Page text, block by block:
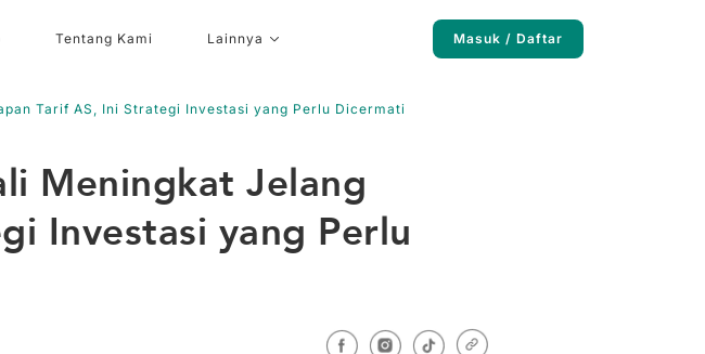
Tentang Kami Lainnya Masuk / Daftar
Tarif AS, Ini Strategi Investasi yang Perlu Dicermati
Meningkat Jelang
Investasi yang Perlu